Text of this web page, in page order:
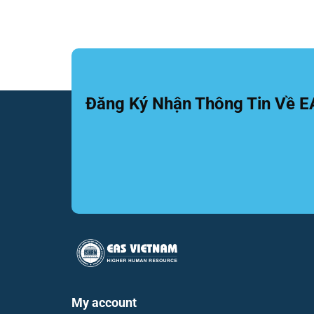
Đăng Ký Nhận Thông Tin Về
My account